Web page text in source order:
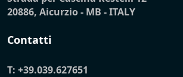
20886, Aicurzio - MB - ITALY
Contatti
T: +39.039.627651